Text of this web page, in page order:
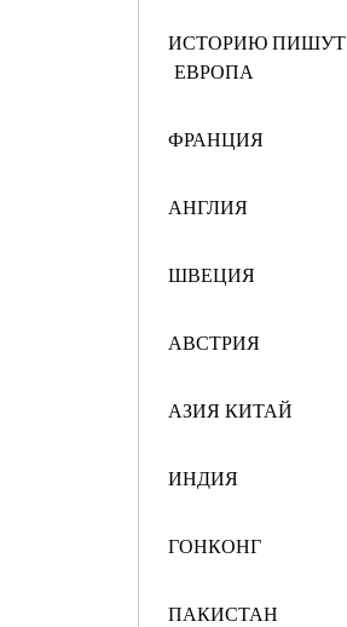
ИСТОРИЮ
ЕВРОПА
ФРАНЦИЯ
АНГЛИЯ
ШВЕЦИЯ
АВСТРИЯ
АЗИЯ КИТАЙ
ИНДИЯ
ГОНКОНГ
ПАКИСТАН